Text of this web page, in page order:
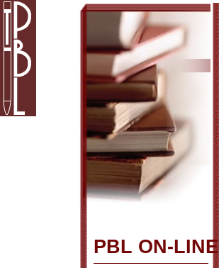
PBL ON-LINE